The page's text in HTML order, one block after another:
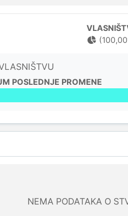
POSLEDNJE PROMENE
NEMA PODATAKA O